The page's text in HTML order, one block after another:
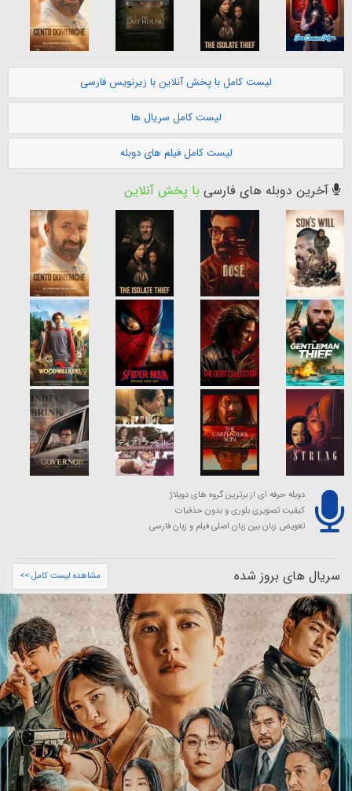
لیست کامل با پخش آنلاین با زیرنویس فارسی
لیست کامل سریال ها
لیست کامل فیلم های دوبله
آخرین دوبله های فارسی با پخش آنلاین
دوبله حرفه ای از برترین گروه های دوبلاژ
کیفیت تصویری بلوری و بدون حذفیات
تعویض زبان بین زبان اصلی فیلم و زبان فارسی
سریال های بروز شده مشاهده لیست کامل >>